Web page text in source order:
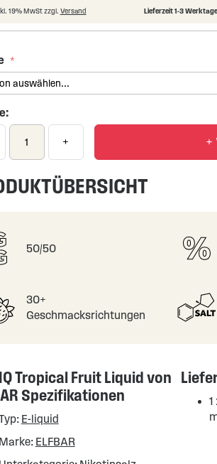
19% MwSt zzgl. Versand Lieferzeit 1-3 Werktage
+ +
50/50
30+
Geschmacksrichtungen
Tropical Fruit Liquid von
Spezifikationen
E-liquid
Marke: ELFBAR
1